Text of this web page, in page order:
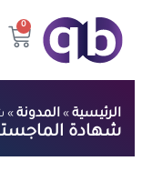
0
الرئيسية » المدونة »
شهادة